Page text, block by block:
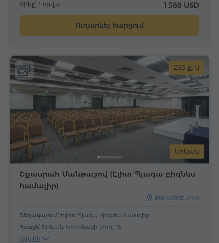
Գինը՝ 1 օրվա 1 388 USD
Ուղարկել հարցում
Երևան
233 ք. մ
Շքասրահ Մանթաշով (Էլիտ Պլազա բիզնես
համալիր)
Քարտեզի վրա
Տեղակայում՝ Էլիտ Պլազա բիզնես համալիր
Հասցե՝ Երևան, Խորենացի փող., 15
Ավելին